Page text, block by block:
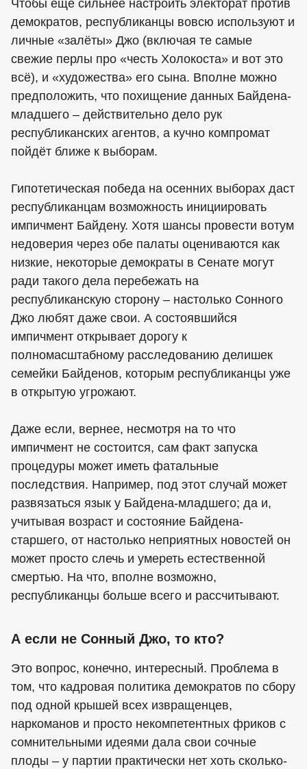
Чтобы ещё сильнее настроить электорат против
демократов, республиканцы вовсю используют и
личные «залёты» Джо (включая те самые
свежие перлы про «честь Холокоста» и вот это
всё), и «художества» его сына. Вполне можно
предположить, что похищение данных Байдена-
младшего – действительно дело рук
республиканских агентов, а кучно компромат
пойдёт ближе к выборам.
Гипотетическая победа на осенних выборах даст
республиканцам возможность инициировать
импичмент Байдену. Хотя шансы провести вотум
недоверия через обе палаты оцениваются как
низкие, некоторые демократы в Сенате могут
ради такого дела перебежать на
республиканскую сторону – настолько Сонного
Джо любят даже свои. А состоявшийся
импичмент открывает дорогу к
полномасштабному расследованию делишек
семейки Байденов, которым республиканцы уже
в открытую угрожают.
Даже если, вернее, несмотря на то что
импичмент не состоится, сам факт запуска
процедуры может иметь фатальные
последствия. Например, под этот случай может
развязаться язык у Байдена-младшего; да и,
учитывая возраст и состояние Байдена-
старшего, от настолько неприятных новостей он
может просто слечь и умереть естественной
смертью. На что, вполне возможно,
республиканцы больше всего и рассчитывают.
А если не Сонный Джо, то кто?
Это вопрос, конечно, интересный. Проблема в
том, что кадровая политика демократов по сбору
под одной крышей всех извращенцев,
наркоманов и просто некомпетентных фриков с
сомнительными идеями дала свои сочные
плоды – у партии практически нет хоть сколько-